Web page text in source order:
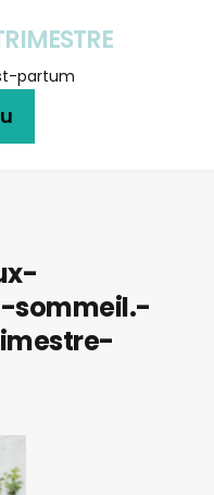
partum
sommeil.-